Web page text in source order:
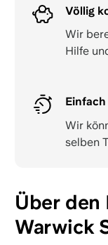
Völlig
Wir
Hilfe
Wir
selben
Über den
Warwick